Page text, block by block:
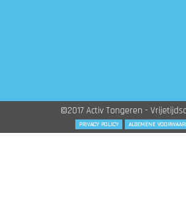
©2017 Activ Tongeren -
PRIVACY POLICY ALGEMENE